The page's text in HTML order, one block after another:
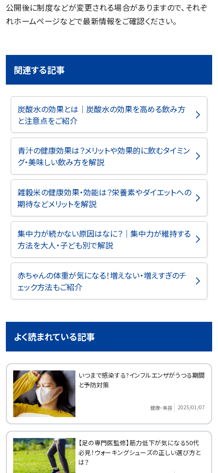
公開後に制度などが変更される場合がありますので、それぞ
れホームページなどで最新情報をご確認ください。
関連する記事
炭酸水の効果とは｜炭酸水の効果を高める飲み方
と注意点をご紹介
青汁の健康効果は？メリットや効果的に飲むタイミン
グ・美味しい飲み方を解説
雑穀米の健康効果・効能は？栄養素やダイエットへの
期待などメリットを解説
集中力が続かない原因はなに？｜集中力が維持する
方法を大人・子ども別で解説
赤ちゃんの体重が気になる！増えない・増えすぎのチ
ェック方法もご紹介
よく読まれている記事
いつまで感染する?インフルエンザがうつる期間
と予防対策
健康・美容 2025/01/07
【足の専門医監修】筋力低下が気になる50代
必見！ウォーキングシューズの正しい選び方と
は？